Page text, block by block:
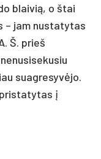
blaivią, o štai
– jam nustatytas
Š. prieš
suagresyvėjo.
į